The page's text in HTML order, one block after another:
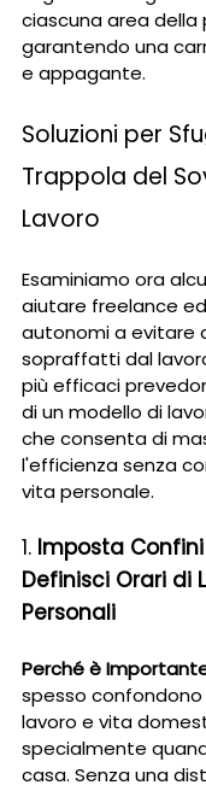
ciascuna area della
garantendo una
e appagante.
Soluzioni per
Trappola del
Lavoro
Esaminiamo ora
aiutare freelance
autonomi a evitare
sopraffatti dal
più efficaci
di un modello di
che consenta di
l'efficienza senza
vita personale.
1. Imposta
Definisci Orari di
Personali
Perché è
spesso
lavoro e vita
specialmente
casa. Senza una